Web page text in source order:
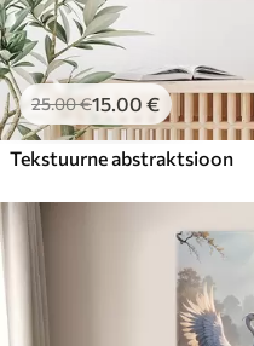
25.00€15.00 €
Tekstuurne abstraktsioon